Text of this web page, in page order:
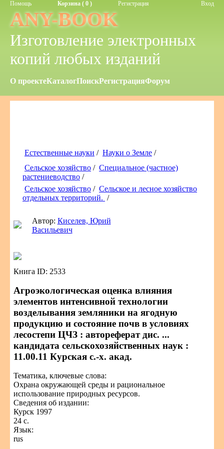
Помощь Корзина ( 0 ) Регистрация Вход
ANY-BOOK
Изготовление электронных
копий любых изданий
О проектеКаталогПоискРегистрацияФорум
Естественные науки / Науки о Земле /
Сельское хозяйство / Специальное (частное)
растениеводство /
Сельское хозяйство / Сельское и лесное хозяйство
отдельных территорий. /
Автор: Киселев, Юрий
Васильевич
Книга ID: 2533
Агроэкологическая оценка влияния
элементов интенсивной технологии
возделывания земляники на ягодную
продукцию и состояние почв в условиях
лесостепи ЦЧЗ : автореферат дис. ...
кандидата сельскохозяйственных наук :
11.00.11 Курская с.-х. акад.
Тематика, ключевые слова:
Охрана окружающей среды и рациональное
использование природных ресурсов.
Сведения об издании:
Курск 1997
24 с.
Язык:
rus